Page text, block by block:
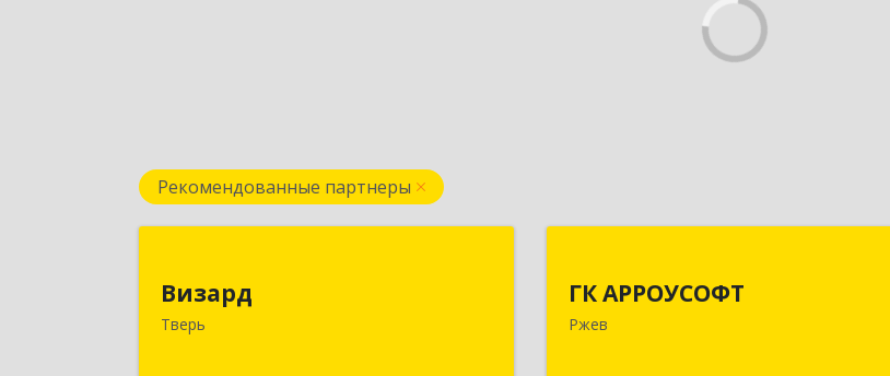
Рекомендованные партнеры
Визард
Тверь
170006, Тверская обл, Тверь г,
ГК АРРОУСОФТ
Ржев
Ржев г, Большая Спасская ул, дом №